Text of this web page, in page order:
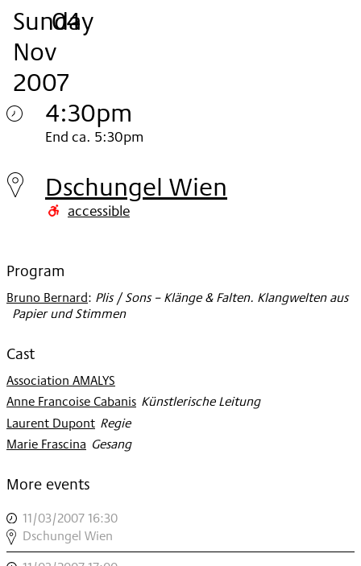
Sunday
, 04
.
Nov
2007
.
4:30pm
Sunday
04.
Nov
End ca. 5:30pm
Dschungel Wien
accessible
Program
Bruno Bernard: Plis / Sons – Klänge & Falten. Klangwelten aus
Papier und Stimmen
Cast
Association AMALYS
Anne Francoise Cabanis
: Künstlerische Leitung
Laurent Dupont
: Regie
Marie Frascina: Gesang
More events
11/03/2007 16:30
DSCHUNGEL
WIEN
Dschungel Wien